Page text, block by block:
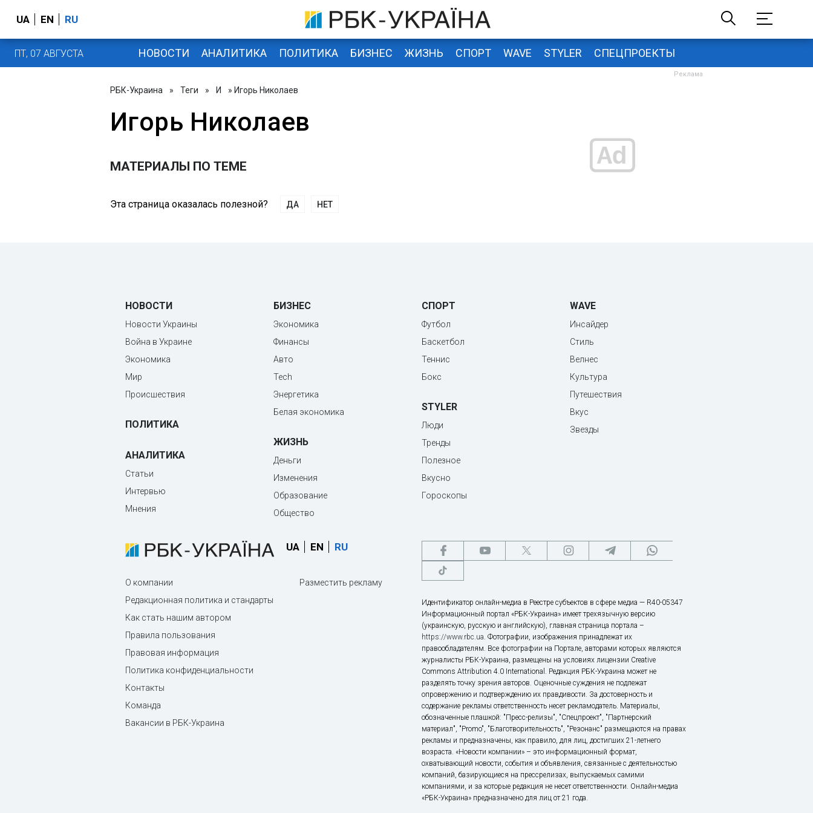
UA EN RU
ПТ, 07 АВГУСТА НОВОСТИ АНАЛИТИКА ПОЛИТИКА БИЗНЕС ЖИЗНЬ СПОРТ WAVE STYLER СПЕЦПРОЕКТЫ
РБК-Украина » Теги » И » Игорь Николаев
Игорь Николаев
МАТЕРИАЛЫ ПО ТЕМЕ
Эта страница оказалась полезной? ДА НЕТ
НОВОСТИ
Новости Украины
Война в Украине
Экономика
Мир
Происшествия
ПОЛИТИКА
АНАЛИТИКА
Статьи
Интервью
Мнения
БИЗНЕС
Экономика
Финансы
Авто
Tech
Энергетика
Белая экономика
ЖИЗНЬ
Деньги
Изменения
Образование
Общество
СПОРТ
Футбол
Баскетбол
Теннис
Бокс
STYLER
Люди
Тренды
Полезное
Вкусно
Гороскопы
WAVE
Инсайдер
Стиль
Велнес
Культура
Путешествия
Вкус
Звезды
UA EN RU
О компании
Редакционная политика и стандарты
Как стать нашим автором
Правила пользования
Правовая информация
Политика конфиденциальности
Контакты
Команда
Вакансии в РБК-Украина
Разместить рекламу
Идентификатор онлайн-медиа в Реестре субъектов в сфере медиа — R40-05347
Информационный портал «РБК-Украина» имеет трехязычную версию
(украинскую, русскую и английскую), главная страница портала –
https://www.rbc.ua. Фотографии, изображения принадлежат их
правообладателям. Все фотографии на Портале, авторами которых являются
журналисты РБК-Украина, размещены на условиях лицензии Creative
Commons Attribution 4.0 International. Редакция РБК-Украина может не
разделять точку зрения авторов. Оценочные суждения не подлежат
опровержению и подтверждению их правдивости. За достоверность и
содержание рекламы ответственность несет рекламодатель. Материалы,
обозначенные плашкой: "Пресс-релизы", "Спецпроект", "Партнерский
материал", "Promo", "Благотворительность", "Резонанс" размещаются на правах
рекламы и предназначены, как правило, для лиц, достигших 21-летнего
возраста. «Новости компании» – это информационный формат,
охватывающий новости, события и объявления, связанные с деятельностью
компаний, базирующиеся на прессрелизах, выпускаемых самими
компаниями, и за которые редакция не несет ответственности. Онлайн-медиа
«РБК-Украина» предназначено для лиц от 21 года.